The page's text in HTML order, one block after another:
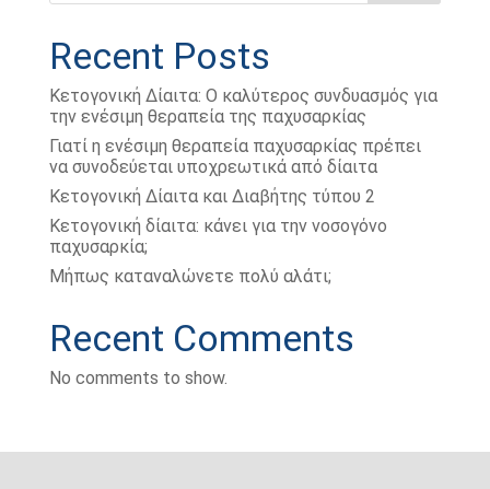
Recent Posts
Κετογονική Δίαιτα: Ο καλύτερος συνδυασμός για
την ενέσιμη θεραπεία της παχυσαρκίας
Γιατί η ενέσιμη θεραπεία παχυσαρκίας πρέπει
να συνοδεύεται υποχρεωτικά από δίαιτα
Κετογονική Δίαιτα και Διαβήτης τύπου 2
Κετογονική δίαιτα: κάνει για την νοσογόνο
παχυσαρκία;
Μήπως καταναλώνετε πολύ αλάτι;
Recent Comments
No comments to show.